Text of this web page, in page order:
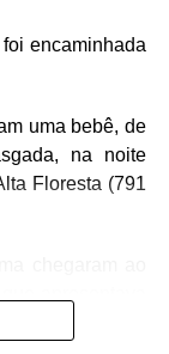
encaminhada
uma bebê, de
na noite
Floresta (791
com leite